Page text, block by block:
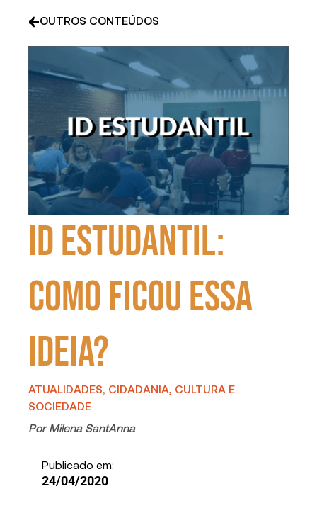
OUTROS CONTEÚDOS
ID Estudantil:
como ficou essa
ideia?
ATUALIDADES CIDADANIA, CULTURA E
SOCIEDADE
Por Milena SantAnna
Publicado em:
24/04/2020